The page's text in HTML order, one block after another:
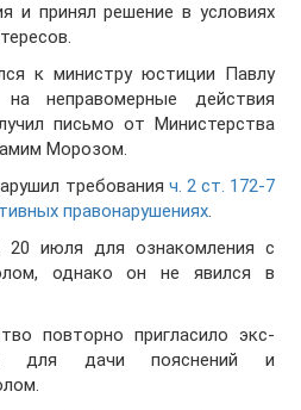
и принял решение в условиях
к министру юстиции Павлу
неправомерные действия
письмо от Министерства
Морозом.
требования ч. 2 ст. 172-7
правонарушениях.
июля для ознакомления с
однако он не явился в
повторно пригласило экс-
для дачи пояснений и